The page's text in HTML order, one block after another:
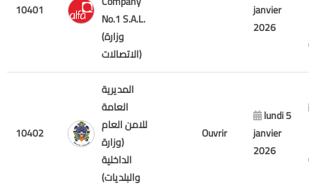
10401
No.1 S.A.L.
(وزارة
الاتصالات)
janvier
2026
10402
المديرية
العامة
للامن العام
(وزارة
الداخلية
والبلديات)
Ouvrir
lundi 5
janvier
2026